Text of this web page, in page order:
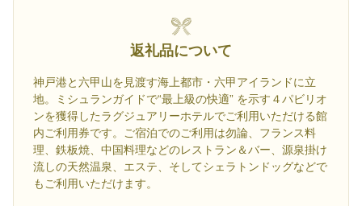
返礼品について
神戸港と六甲山を見渡す海上都市・六甲アイランドに立
地。ミシュランガイドで“最上級の快適” を示す４パビリオ
ンを獲得したラグジュアリーホテルでご利用いただける館
内ご利用券です。ご宿泊でのご利用は勿論、フランス料
理、鉄板焼、中国料理などのレストラン＆バー、源泉掛け
流しの天然温泉、エステ、そしてシェラトンドッグなどで
もご利用いただけます。